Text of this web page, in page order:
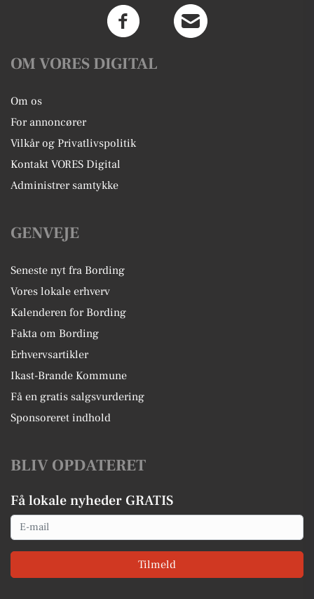
OM VORES DIGITAL
Om os
For annoncører
Vilkår og Privatlivspolitik
Kontakt VORES Digital
Administrer samtykke
GENVEJE
Seneste nyt fra Bording
Vores lokale erhverv
Kalenderen for Bording
Fakta om Bording
Erhvervsartikler
Ikast-Brande Kommune
Få en gratis salgsvurdering
Sponsoreret indhold
BLIV OPDATERET
Få lokale nyheder GRATIS
Email
Tilmeld